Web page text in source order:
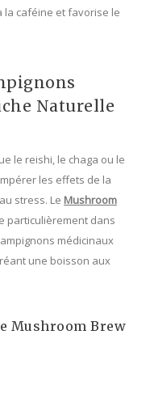
la caféine et favorise le
Naturelle
le reishi, le chaga ou le
les effets de la
stress. Le Mushroom
particulièrement dans
médicinaux
une boisson aux
Mushroom Brew